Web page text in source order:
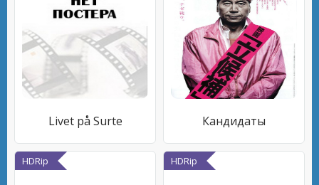
Livet på Surte Кандидаты
HDRip HDRip